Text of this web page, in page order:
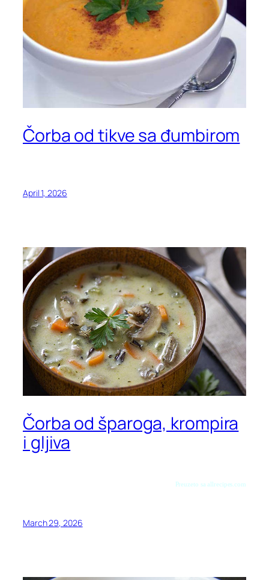
Čorba od tikve sa đumbirom
April 1, 2026
Čorba od šparoga, krompira
i gljiva
Preuzeto sa allrecipes.com
March 29, 2026